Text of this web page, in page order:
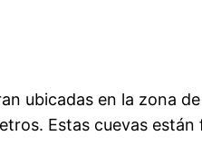
ubicadas en la zona
Estas cuevas